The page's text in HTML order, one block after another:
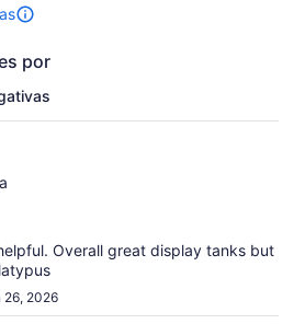
por
Overall great display tanks but
26, 2026